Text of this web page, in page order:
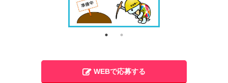
WEBで応募する